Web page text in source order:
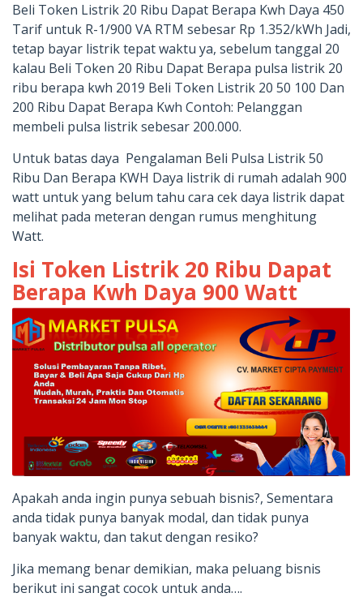
Beli Token Listrik 20 Ribu Dapat Berapa Kwh Daya 450
Tarif untuk R-1/900 VA RTM sebesar Rp 1.352/kWh Jadi,
tetap bayar listrik tepat waktu ya, sebelum tanggal 20
kalau Beli Token 20 Ribu Dapat Berapa pulsa listrik 20
ribu berapa kwh 2019 Beli Token Listrik 20 50 100 Dan
200 Ribu Dapat Berapa Kwh Contoh: Pelanggan
membeli pulsa listrik sebesar 200.000.
Untuk batas daya Pengalaman Beli Pulsa Listrik 50
Ribu Dan Berapa KWH Daya listrik di rumah adalah 900
watt untuk yang belum tahu cara cek daya listrik dapat
melihat pada meteran dengan rumus menghitung
Watt.
Isi Token Listrik 20 Ribu Dapat
Berapa Kwh Daya 900 Watt
Apakah anda ingin punya sebuah bisnis?, Sementara
anda tidak punya banyak modal, dan tidak punya
banyak waktu, dan takut dengan resiko?
Jika memang benar demikian, maka peluang bisnis
berikut ini sangat cocok untuk anda….